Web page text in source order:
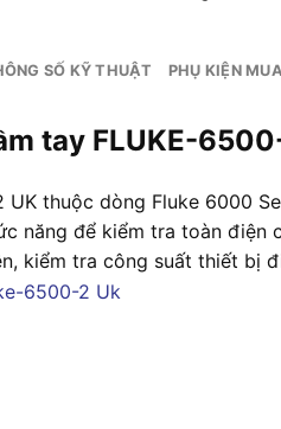
SỐ KỸ THUẬT PHỤ KIỆN
tay FLUKE-
thuộc dòng Fluke 6000
năng để kiểm tra toàn
kiểm tra công suất thiết bị